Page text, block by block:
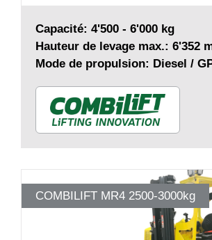
Capacité: 4'500 - 6'000 kg
Hauteur de levage max.: 6'352
Mode de propulsion: Diesel /
COMBILIFT MR4 2500-3000kg